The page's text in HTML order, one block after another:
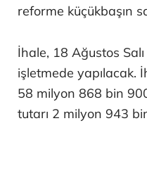
reforme küçükbaşın
İhale, 18 Ağustos
işletmede yapılacak.
58 milyon 868 bin
tutarı 2 milyon 943